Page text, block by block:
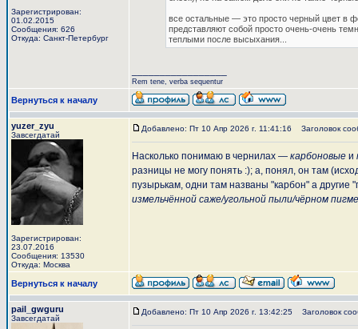
Зарегистрирован:
01.02.2015
Сообщения: 626
Откуда: Санкт-Петербург
все остальные — это просто черный цвет в
представляют собой просто очень-очень
теплыми после высыхания...
Rem tene, verba sequentur
Вернуться к началу
yuzer_zyu
Завсегдатай
Зарегистрирован:
23.07.2016
Сообщения: 13530
Откуда: Москва
Добавлено: Пт 10 Апр 2026 г. 11:41:16 Заголовок
Насколько понимаю в чернилах — карбоновые и
разницы не могу понять :); а, понял, он там
пузырькам, одни там названы "карбон" а другие
измельчённой саже/угольной пыли/чёрном
Вернуться к началу
pail_gwguru
Завсегдатай
Добавлено: Пт 10 Апр 2026 г. 13:42:25 Заголовок